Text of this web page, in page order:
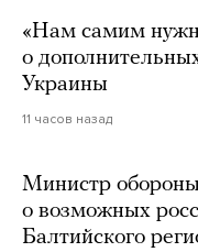
«Нам самим
о
Украины
11 часов назад
Министр
о возможных
Балтийского